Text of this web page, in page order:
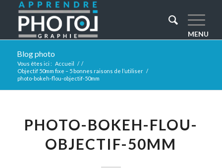
Blog photo
Vous êtes ici : Accueil / /
Objectif 50mm fixe – 5 bonnes raisons de l’utiliser /
photo-bokeh-flou-objectif-50mm
PHOTO-BOKEH-FLOU-
OBJECTIF-50MM